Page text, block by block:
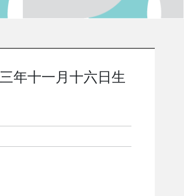
年十一月十六日生